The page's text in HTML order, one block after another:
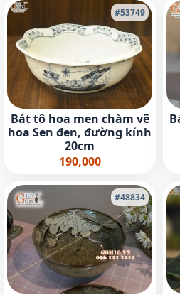
#53749
Bát tô hoa men chàm vẽ
hoa Sen đen, đường kính
20cm
190,000
#48834